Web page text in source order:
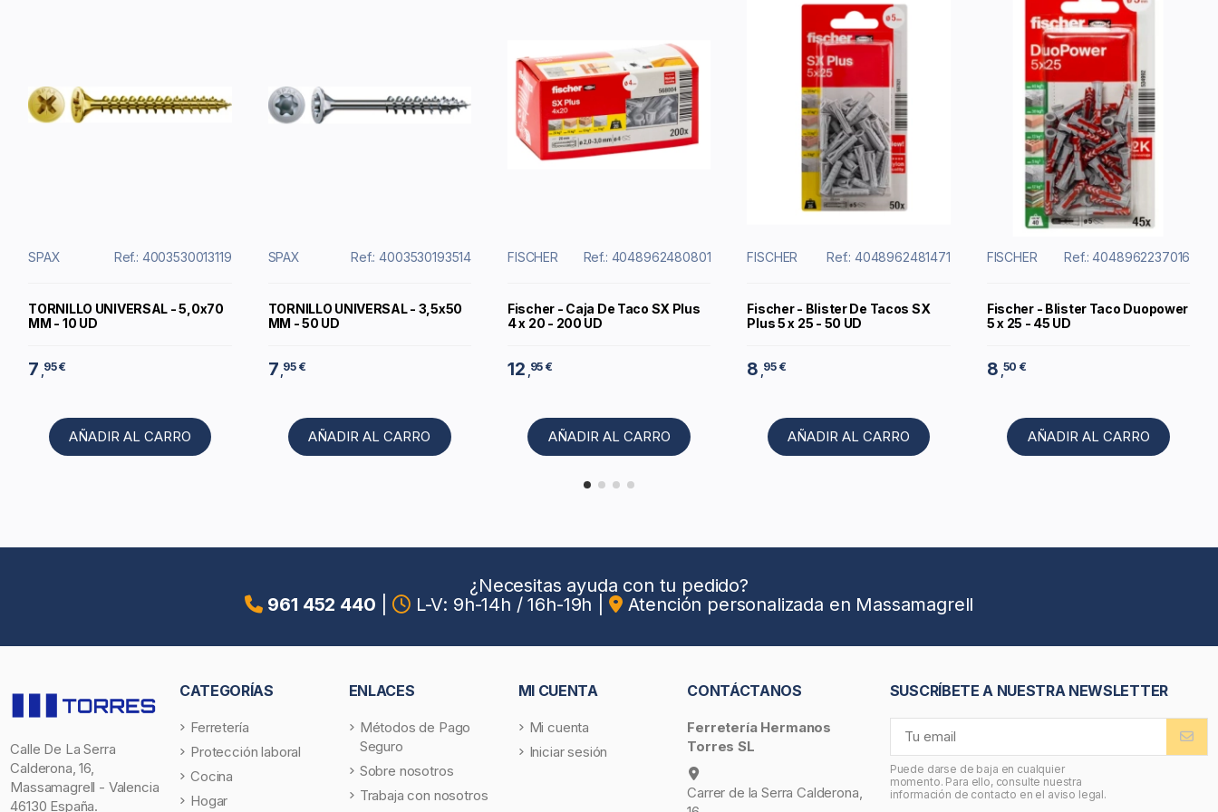
SPAX Ref.: 4003530013119
TORNILLO UNIVERSAL - 5,0x70
MM - 10 UD
7 95 €
AÑADIR AL CARRO
SPAX Ref.: 4003530193514
TORNILLO UNIVERSAL - 3,5x50
MM - 50 UD
7 ,95 €
AÑADIR AL CARRO
FISCHER Ref.: 4048962480801
Fischer - Caja De Taco SX Plus
4 x 20 - 200 UD
12 95 €
AÑADIR AL CARRO
FISCHER Ref.: 4048962481471
Fischer - Blister De Tacos SX
Plus 5 x 25 - 50 UD
8 ,95 €
AÑADIR AL CARRO
FISCHER Ref.: 4048962237016
Fischer - Blister Taco Duopower
5 x 25 - 45 UD
8 ,50 €
AÑADIR AL CARRO
¿Necesitas ayuda con tu pedido?
961 452 440
L-V: 9h-14h / 16h-19h Atención personalizada en Massamagrell
Calle De La Serra
Calderona, 16,
Massamagrell - Valencia
46130 España.
CATEGORÍAS
Ferretería
Protección laboral
Cocina
Hogar
ENLACES
Métodos de Pago
Seguro
Sobre nosotros
Trabaja con nosotros
MI CUENTA
Mi cuenta
Iniciar sesión
CONTÁCTANOS
Ferretería Hermanos
Torres SL
Carrer de la Serra Calderona,
SUSCRÍBETE A NUESTRA NEWSLETTER
Puede darse de baja en cualquier
momento. Para ello, consulte nuestra
información de contacto en el aviso legal.